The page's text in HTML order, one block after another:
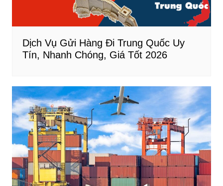
Dịch Vụ Gửi Hàng Đi Trung Quốc Uy
Tín, Nhanh Chóng, Giá Tốt 2026